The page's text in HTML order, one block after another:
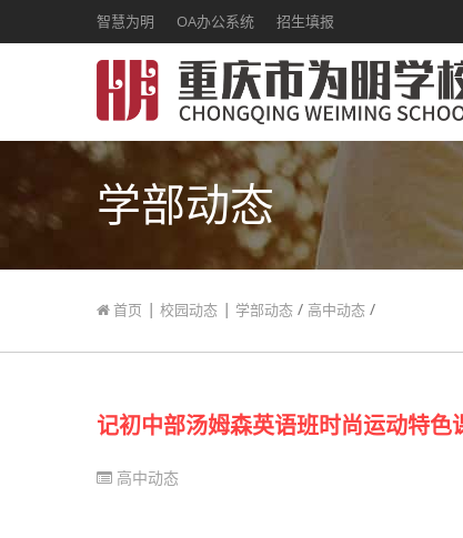
智慧为明 OA办公系统 招生填报
学部动态
首页 | 校园动态 | 学部动态 / 高中动态 /
记初中部汤姆森英语班时尚运动特色
高中动态